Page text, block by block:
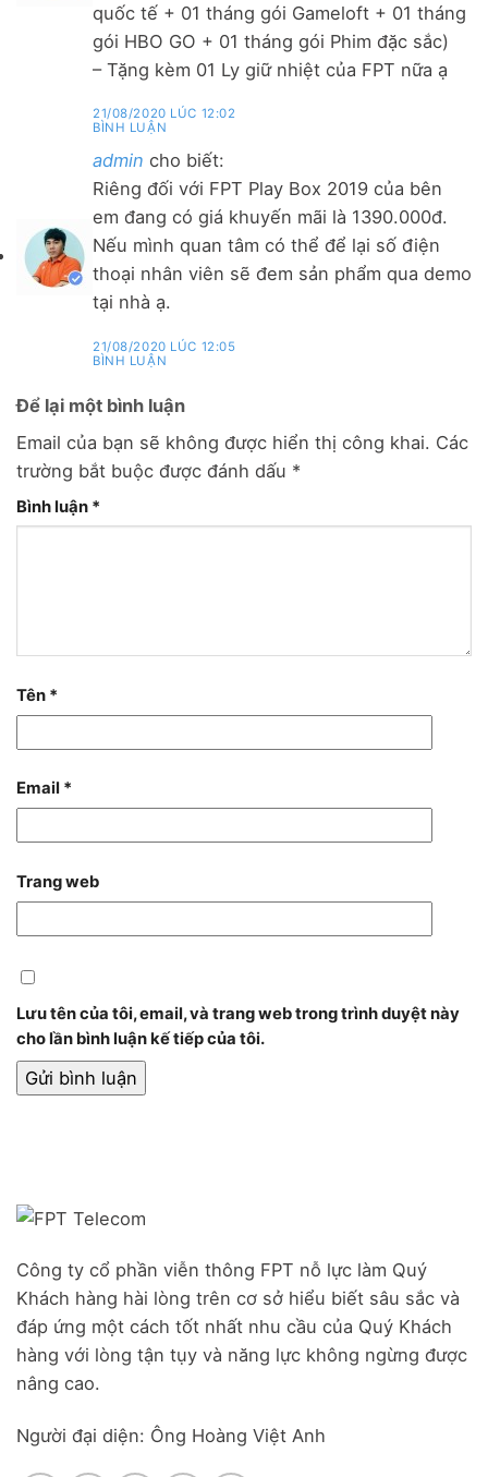
quốc tế + 01 tháng gói Gameloft + 01 tháng
gói HBO GO + 01 tháng gói Phim đặc sắc)
– Tặng kèm 01 Ly giữ nhiệt của FPT nữa ạ
21/08/2020 LÚC 12:02
BÌNH LUẬN
admin cho biết:
Riêng đối với FPT Play Box 2019 của bên
em đang có giá khuyến mãi là 1390.000đ.
Nếu mình quan tâm có thể để lại số điện
thoại nhân viên sẽ đem sản phẩm qua demo
tại nhà ạ.
21/08/2020 LÚC 12:05
BÌNH LUẬN
Để lại một bình luận
Email của bạn sẽ không được hiển thị công khai. Các
trường bắt buộc được đánh dấu *
Bình luận *
Tên *
Email *
Trang web
Lưu tên của tôi, email, và trang web trong trình duyệt này
cho lần bình luận kế tiếp của tôi.
Công ty cổ phần viễn thông FPT nỗ lực làm Quý
Khách hàng hài lòng trên cơ sở hiểu biết sâu sắc và
đáp ứng một cách tốt nhất nhu cầu của Quý Khách
hàng với lòng tận tụy và năng lực không ngừng được
nâng cao.
Người đại diện: Ông Hoàng Việt Anh